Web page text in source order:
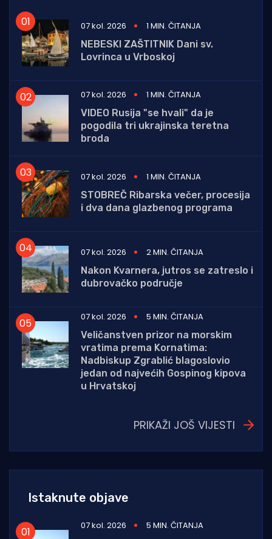
07 kol. 2026
1 MIN. ČITANJA
NEBESKI ZAŠTITNIK Dani sv.
Lovrinca u Vrboskoj
07 kol. 2026
1 MIN. ČITANJA
VIDEO Rusija "se hvali" da je
pogodila tri ukrajinska teretna
broda
07 kol. 2026
1 MIN. ČITANJA
STOBREČ Ribarska večer, procesija
i dva dana glazbenog programa
07 kol. 2026
2 MIN. ČITANJA
Nakon Kvarnera, jutros se zatreslo i
dubrovačko područje
07 kol. 2026
5 MIN. ČITANJA
Veličanstven prizor na morskim
vratima prema Kornatima:
Nadbiskup Zgrablić blagoslovio
jedan od najvećih Gospinog kipova
u Hrvatskoj
PRIKAŽI JOŠ VIJESTI
Istaknute objave
07 kol. 2026
5 MIN. ČITANJA